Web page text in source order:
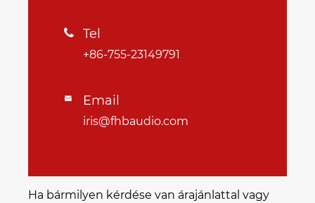
 Tel
+86-755-23149791
 Email
iris@fhbaudio.com
Ha bármilyen kérdése van árajánlattal vagy